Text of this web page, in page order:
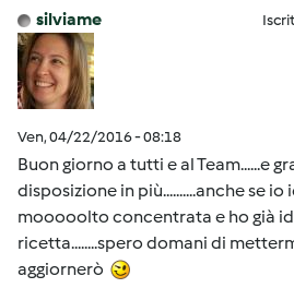
silviame
Ven, 04/22/2016 - 08:18
Buon giorno a tutti e al Team......e
disposizione in più..........anche se io
mooooolto concentrata e ho già
ricetta........spero domani di
aggiornerò